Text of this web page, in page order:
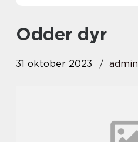
odder dyr
31 oktober 2023 admin